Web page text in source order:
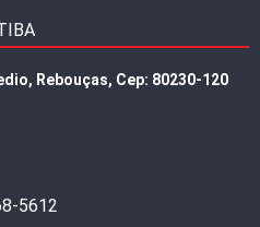
Rebouças, Cep: 80230-120
5612